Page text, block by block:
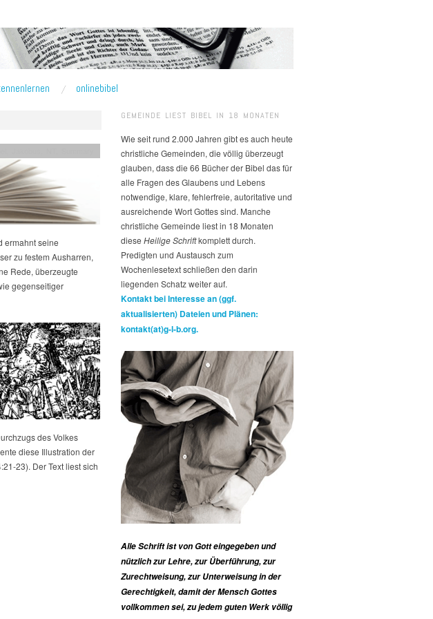
onlinebibel
ermahnt seine
zu festem Ausharren,
Rede, überzeugte
gegenseitiger
Fotos
des Volkes
diese Illustration der
23). Der Text liest sich
GEMEINDE LIEST BIBEL IN 18 MONATEN
Wie seit rund 2.000 Jahren gibt es auch heute
christliche Gemeinden, die völlig überzeugt
glauben, dass die 66 Bücher der Bibel das für
alle Fragen des Glaubens und Lebens
notwendige, klare, fehlerfreie, autoritative und
ausreichende Wort Gottes sind. Manche
christliche Gemeinde liest in 18 Monaten
diese Heilige Schriftkomplett durch.
Predigten und Austausch zum
Wochenlesetext schließen den darin
liegenden Schatz weiter auf.
Kontakt bei Interesse an (ggf.
aktualisierten) Dateien und Plänen:
kontakt(at)g-l-b.org.
Alle Schrift ist von Gott eingegeben und
nützlich zur Lehre, zur Überführung, zur
Zurechtweisung, zur Unterweisung in der
Gerechtigkeit, damit der Mensch Gottes
vollkommen sei, zu jedem guten Werk völlig